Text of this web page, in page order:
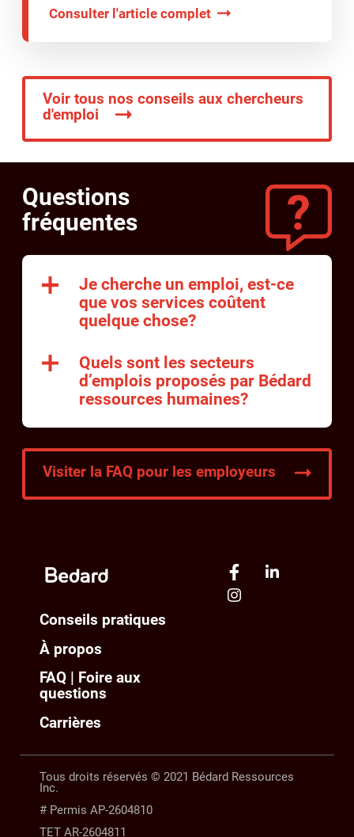
Consulter l'article complet
Voir tous nos conseils aux chercheurs
d'emploi
Questions
fréquentes
Je cherche un emploi, est-ce
que vos services coûtent
quelque chose?
Quels sont les secteurs
d’emplois proposés par Bédard
ressources humaines?
Visiter la FAQ pour les employeurs
Conseils pratiques
À propos
FAQ | Foire aux
questions
Carrières
Tous droits réservés © 2021 Bédard Ressources
Inc.
# Permis AP-2604810
TET AR-2604811